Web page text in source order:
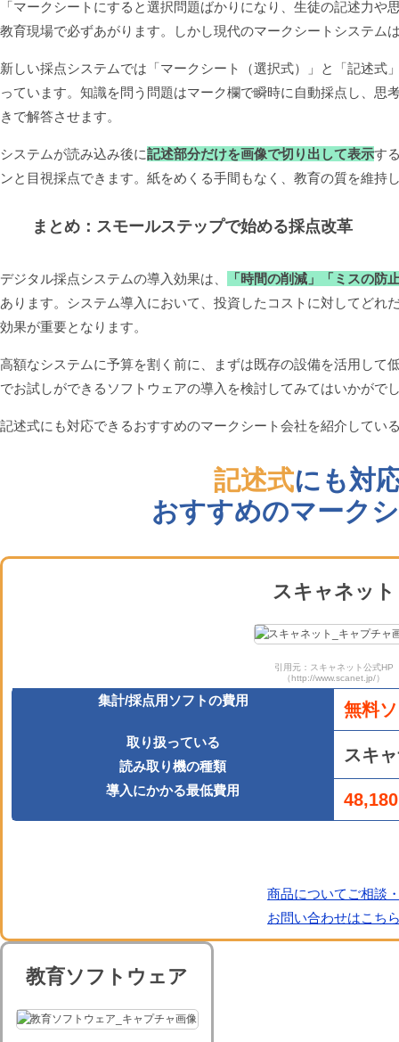
「マークシートにすると選択問題ばかりになり、生徒の記述力
教育現場で必ずあがります。しかし現代のマークシートシステム
新しい採点システムでは「マークシート（選択式）」と「記述式
っています。知識を問う問題はマーク欄で瞬時に自動採点し、思
きで解答させます。
システムが読み込み後に記述部分だけを画像で切り出して表示す
ンと目視採点できます。紙をめくる手間もなく、教育の質を維持
まとめ：スモールステップで始める採点改革
デジタル採点システムの導入効果は、
「時間の削減」「ミスの防
あります。システム導入において、投資したコストに対してどれ
効果が重要となります。
高額なシステムに予算を割く前に、まずは既存の設備を活用して
でお試しができるソフトウェアの導入を検討してみてはいかがで
記述式にも対応できるおすすめのマークシート会社を紹介してい
記述式にも対
おすすめのマーク
スキャネット
引用元：スキャネット公式HP
（http://www.scanet.jp/）
集計/採点用ソフトの費用 無料
取り扱っている
読み取り機の種類
スキ
導入にかかる最低費用
商品についてご相談
お問い合わせはこち
教育ソフトウェア